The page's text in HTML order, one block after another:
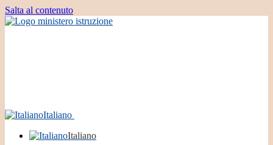
Salta al contenuto
Italiano
Italiano